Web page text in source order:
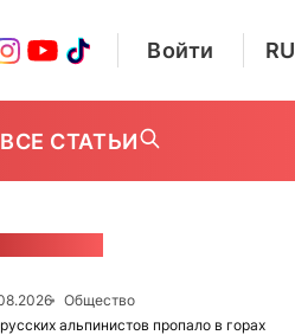
Войти RU
ВСЕ СТАТЬИ
Общество
альпинистов пропало в горах